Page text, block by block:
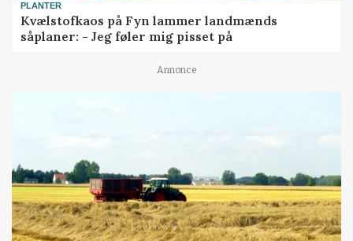
PLANTER
Kvælstofkaos på Fyn lammer landmænds
såplaner: - Jeg føler mig pisset på
Annonce